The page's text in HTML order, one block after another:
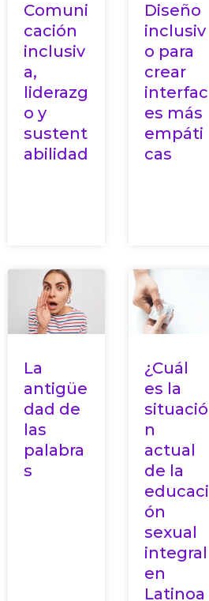
Comuni
cación
inclusiv
a,
liderazg
o y
sustent
abilidad
Diseño
inclusiv
o para
crear
interfac
es más
empáti
cas
La
antigüe
dad de
las
palabra
s
¿Cuál
es la
situació
n
actual
de la
educaci
ón
sexual
integral
en
Latinoa